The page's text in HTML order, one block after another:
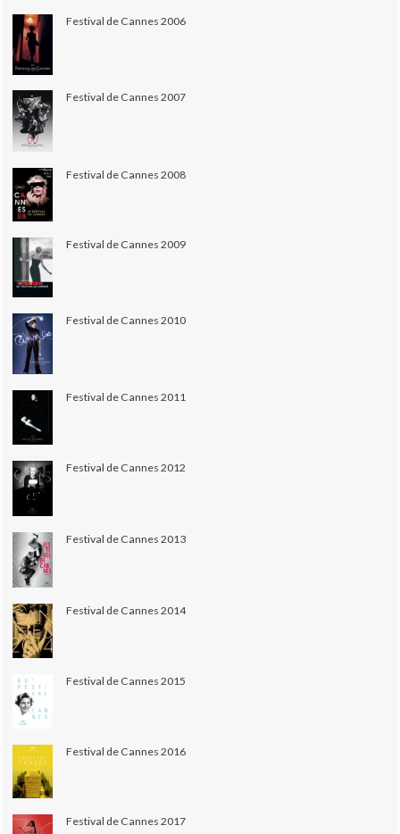
Festival de Cannes 2006
Festival de Cannes 2007
Festival de Cannes 2008
Festival de Cannes 2009
Festival de Cannes 2010
Festival de Cannes 2011
Festival de Cannes 2012
Festival de Cannes 2013
Festival de Cannes 2014
Festival de Cannes 2015
Festival de Cannes 2016
Festival de Cannes 2017